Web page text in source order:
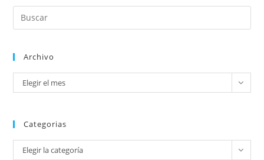
Archivo
Elegir el mes
Categorias
Elegir la categoría